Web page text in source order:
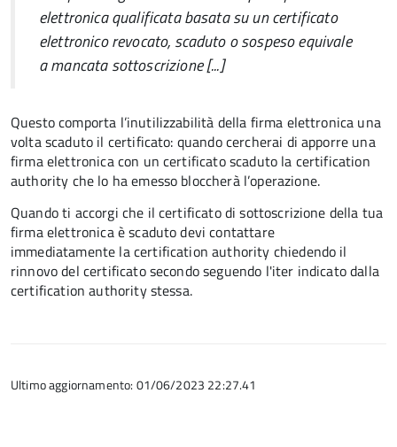
elettronica qualificata basata su un certificato
elettronico revocato, scaduto o sospeso equivale
a mancata sottoscrizione [...]
Questo comporta l’inutilizzabilità della firma elettronica una
volta scaduto il certificato: quando cercherai di apporre una
firma elettronica con un certificato scaduto la certification
authority che lo ha emesso bloccherà l’operazione.
Quando ti accorgi che il certificato di sottoscrizione della tua
firma elettronica è scaduto devi contattare
immediatamente la certification authority chiedendo il
rinnovo del certificato secondo seguendo l'iter indicato dalla
certification authority stessa.
Ultimo aggiornamento: 01/06/2023 22:27.41